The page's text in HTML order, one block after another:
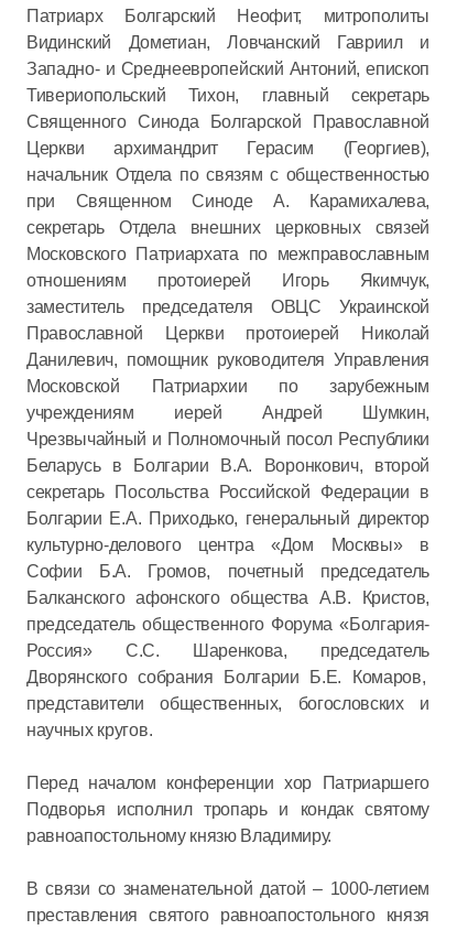
Патриарх Болгарский Неофит, митрополиты
Видинский Дометиан, Ловчанский Гавриил и
Западно- и Среднеевропейский Антоний, епископ
Тивериопольский Тихон, главный секретарь
Священного Синода Болгарской Православной
Церкви архимандрит Герасим (Георгиев),
начальник Отдела по связям с общественностью
при Священном Синоде А. Карамихалева,
секретарь Отдела внешних церковных связей
Московского Патриархата по межправославным
отношениям протоиерей Игорь Якимчук,
заместитель председателя ОВЦС Украинской
Православной Церкви протоиерей Николай
Данилевич, помощник руководителя Управления
Московской Патриархии по зарубежным
учреждениям иерей Андрей Шумкин,
Чрезвычайный и Полномочный посол Республики
Беларусь в Болгарии В.А. Воронкович, второй
секретарь Посольства Российской Федерации в
Болгарии Е.А. Приходько, генеральный директор
культурно-делового центра «Дом Москвы» в
Софии Б.А. Громов, почетный председатель
Балканского афонского общества А.В. Кристов,
председатель общественного Форума «Болгария-
Россия» С.С. Шаренкова, председатель
Дворянского собрания Болгарии Б.Е. Комаров,
представители общественных, богословских и
научных кругов.
Перед началом конференции хор Патриаршего
Подворья исполнил тропарь и кондак святому
равноапостольному князю Владимиру.
В связи со знаменательной датой – 1000-летием
преставления святого равноапостольного князя